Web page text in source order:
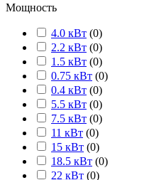
Мощность
4.0 кВт (0)
2.2 кВт (0)
1.5 кВт (0)
0.75 кВт (0)
0.4 кВт (0)
5.5 кВт (0)
7.5 кВт (0)
11 кВт (0)
15 кВт (0)
18.5 кВт (0)
22 кВт (0)